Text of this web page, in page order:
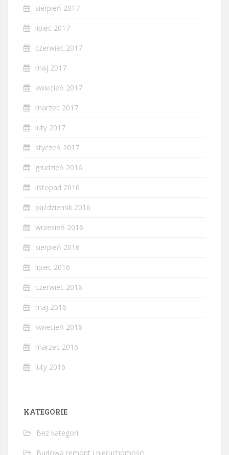
sierpień 2017
lipiec 2017
czerwiec 2017
maj 2017
kwiecień 2017
marzec 2017
luty 2017
styczeń 2017
grudzień 2016
listopad 2016
październik 2016
wrzesień 2016
sierpień 2016
lipiec 2016
czerwiec 2016
maj 2016
kwiecień 2016
marzec 2016
luty 2016
KATEGORIE
Bez kategorii
Budowa remont i nieruchomości